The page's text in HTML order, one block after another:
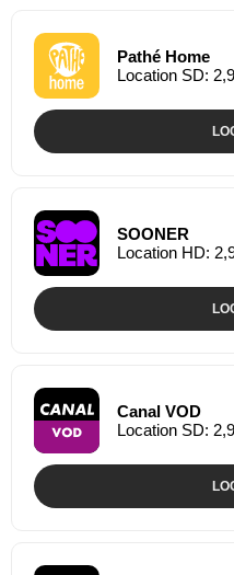
Pathé Home
Location SD:
SOONER
Location HD:
Canal VOD
Location SD: